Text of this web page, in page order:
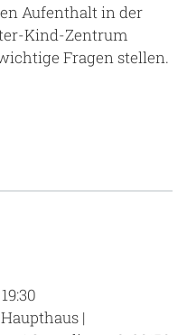
Aufenthalt in der
Kind-Zentrum
Fragen stellen.
|